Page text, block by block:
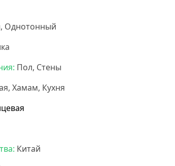
Однотонный
Пол, Стены
Хамам, Кухня
Китай